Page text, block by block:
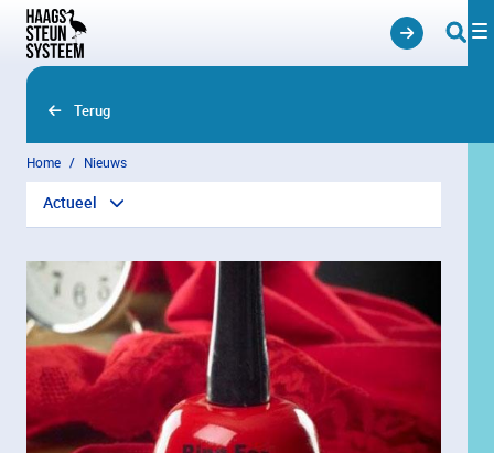
Overslaan en naar hoofdinhoud gaan
Terug
Home Nieuws
Actueel